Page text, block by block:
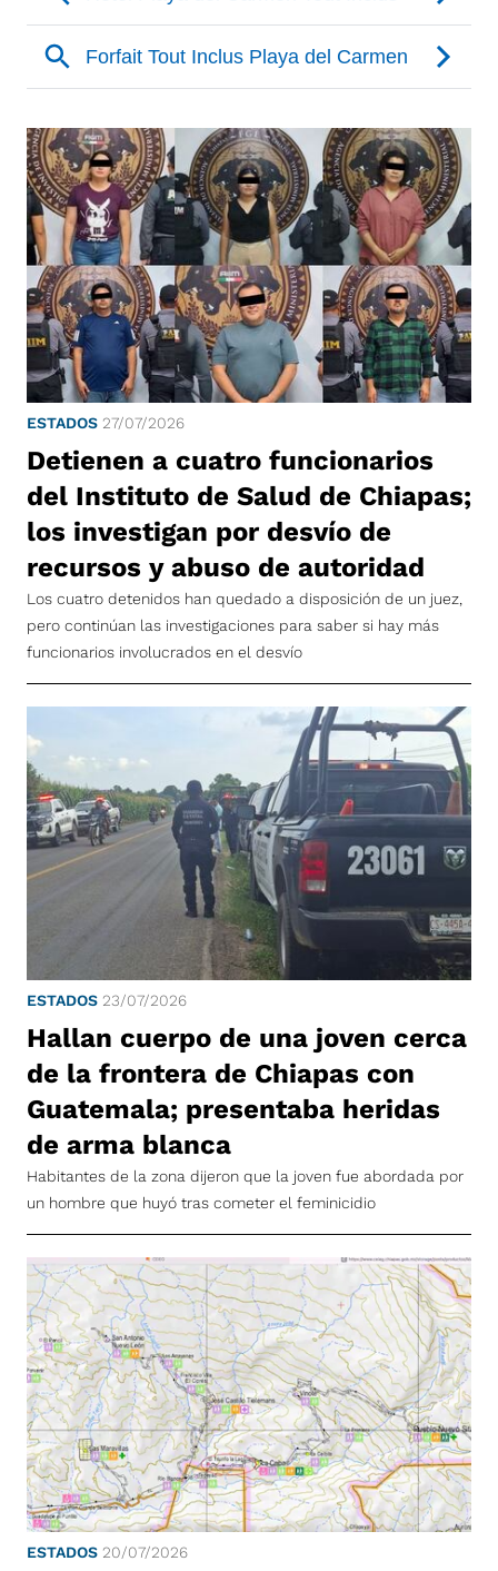
ESTADOS 27/07/2026
Detienen a cuatro funcionarios
del Instituto de Salud de Chiapas;
los investigan por desvío de
recursos y abuso de autoridad
Los cuatro detenidos han quedado a disposición de un juez,
pero continúan las investigaciones para saber si hay más
funcionarios involucrados en el desvío
ESTADOS 23/07/2026
Hallan cuerpo de una joven cerca
de la frontera de Chiapas con
Guatemala; presentaba heridas
de arma blanca
Habitantes de la zona dijeron que la joven fue abordada por
un hombre que huyó tras cometer el feminicidio
ESTADOS 20/07/2026